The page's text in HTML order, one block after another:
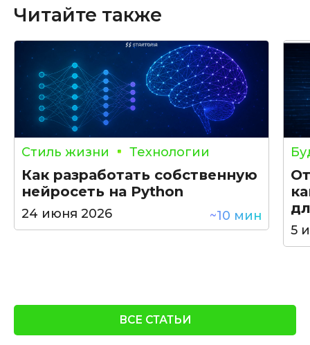
Читайте также
Стиль жизни Технологии
Как разработать собственную
нейросеть на Python
24 июня 2026 ~10 мин
5
ВСЕ СТАТЬИ